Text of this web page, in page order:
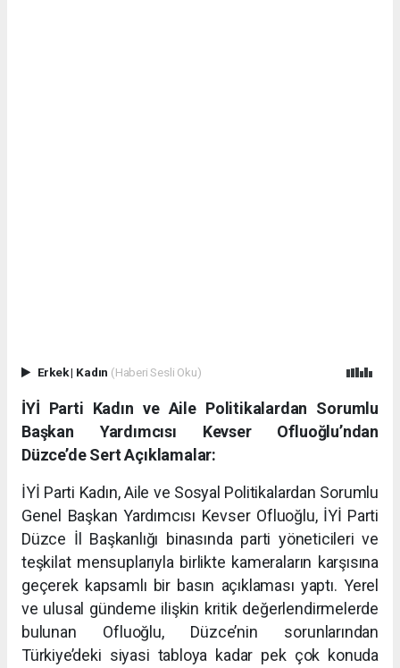
Erkek| Kadın (Haberi Sesli Oku)
İYİ Parti Kadın ve Aile Politikalardan Sorumlu
Başkan Yardımcısı Kevser Ofluoğlu’ndan
Düzce’de Sert Açıklamalar:
İYİ Parti Kadın, Aile ve Sosyal Politikalardan Sorumlu
Genel Başkan Yardımcısı Kevser Ofluoğlu, İYİ Parti
Düzce İl Başkanlığı binasında parti yöneticileri ve
teşkilat mensuplarıyla birlikte kameraların karşısına
geçerek kapsamlı bir basın açıklaması yaptı. Yerel
ve ulusal gündeme ilişkin kritik değerlendirmelerde
bulunan Ofluoğlu, Düzce’nin sorunlarından
Türkiye’deki siyasi tabloya kadar pek çok konuda